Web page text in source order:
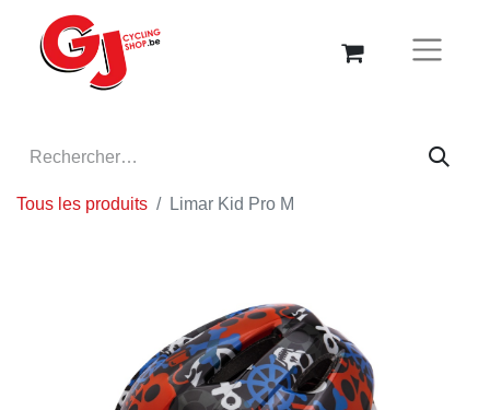
Tous les produits Limar Kid Pro M